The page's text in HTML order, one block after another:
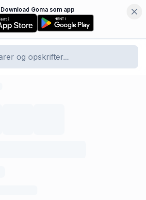
Download Goma som app